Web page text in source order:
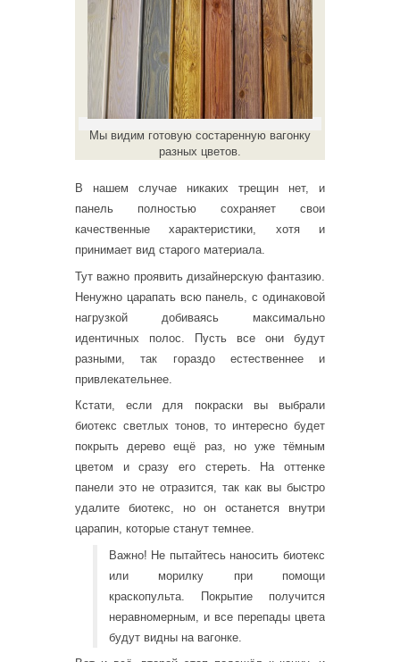
Мы видим готовую состаренную вагонку
разных цветов.
В нашем случае никаких трещин нет, и
панель полностью сохраняет свои
качественные характеристики, хотя и
принимает вид старого материала.
Тут важно проявить дизайнерскую фантазию.
Ненужно царапать всю панель, с одинаковой
нагрузкой добиваясь максимально
идентичных полос. Пусть все они будут
разными, так гораздо естественнее и
привлекательнее.
Кстати, если для покраски вы выбрали
биотекс светлых тонов, то интересно будет
покрыть дерево ещё раз, но уже тёмным
цветом и сразу его стереть. На оттенке
панели это не отразится, так как вы быстро
удалите биотекс, но он останется внутри
царапин, которые станут темнее.
Важно! Не пытайтесь наносить биотекс
или морилку при помощи
краскопульта. Покрытие получится
неравномерным, и все перепады цвета
будут видны на вагонке.